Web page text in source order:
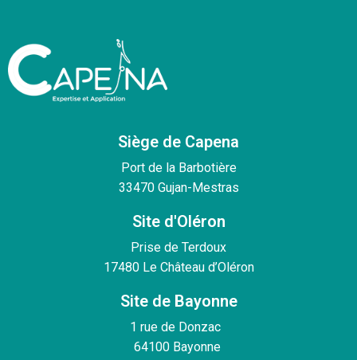
Siège de Capena
Port de la Barbotière
33470 Gujan-Mestras
Site d'Oléron
Prise de Terdoux
17480 Le Château d’Oléron
Site de Bayonne
1 rue de Donzac
64100 Bayonne